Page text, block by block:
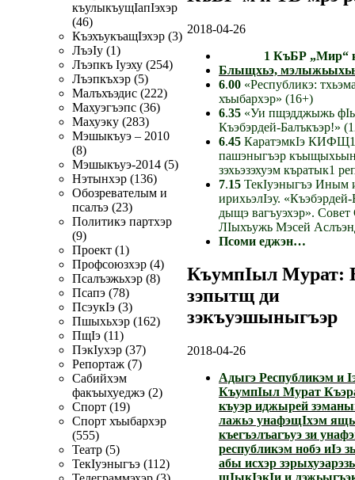
къулыкъущIапIэхэр
(46)
КъэхъукъащIэхэр (3)
ЛъэIу (1)
Лъэпкъ Iуэху (254)
Лъэпкъхэр (5)
Малъхъэдис (222)
Махуэгъэпс (36)
Махуэку (283)
Мэшыкъуэ – 2010
(8)
Мэшыкъуэ-2014 (5)
Нэтынхэр (136)
Обозревателым и
псалъэ (23)
Политикэ партхэр
(9)
Проект (1)
Профсоюзхэр (4)
Псалъэжьхэр (8)
Псапэ (78)
ПсэукIэ (3)
Пшыхьхэр (162)
ПщIэ (11)
ПэкIухэр (37)
Репортаж (7)
Сабийхэм
факъыхуеджэ (2)
Спорт (19)
Спорт хъыбархэр
(555)
Театр (5)
ТекIуэныгъэ (112)
2018-04-26
1 КъБР „Мир“
Блыщхьэ,
6.00 «Республикэ:
хъыбархэр» (16+)
6.35 «Уи пщэдджыжь
Къэбэрдей-Балъкъэр!»
6.45 КаратэмкIэ
пашэныгъэр
зэхьэзэхуэм къратык1
7.15 ТекIуэныгъэ Иным
ирихьэлIэу.
дыщэ вагъуэхэр».
ЛIыхъужь Мэсей
Псоми еджэн…
КъумпIыл Мурат:
зэпытщ ди
зэкъуэшыныгъэр
2018-04-26
Адыгэ Республикэм и
КъумпIыл Мурат
къуэр иджырей
лажьэ унафэщIхэм
къегъэлъагъуэ зи
республикэм нобэ иIэ
абы исхэр